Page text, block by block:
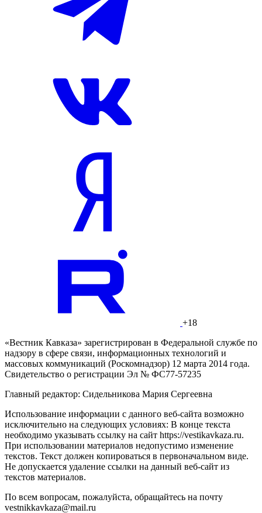
+18
«Вестник Кавказа» зарегистрирован в Федеральной службе по
надзору в сфере связи, информационных технологий и
массовых коммуникаций (Роскомнадзор) 12 марта 2014 года.
Свидетельство о регистрации Эл № ФС77-57235
Главный редактор: Сидельникова Мария Сергеевна
Использование информации с данного веб-сайта возможно
исключительно на следующих условиях: В конце текста
необходимо указывать ссылку на сайт https://vestikavkaza.ru.
При использовании материалов недопустимо изменение
текстов. Текст должен копироваться в первоначальном виде.
Не допускается удаление ссылки на данный веб-сайт из
текстов материалов.
По всем вопросам, пожалуйста, обращайтесь на почту
vestnikkavkaza@mail.ru